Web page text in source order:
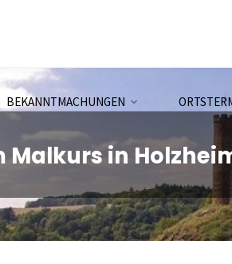
BEKANNTMACHUNGEN
Malkurs in